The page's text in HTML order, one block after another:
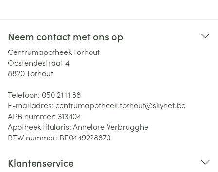
Neem contact met ons op
Centrumapotheek Torhout
Oostendestraat 4
8820Torhout
Telefoon: 050 21 11 88
E-mailadres: centrumapotheek.torhout@skynet.be
APB nummer: 313404
Apotheek titularis: Annelore Verbrugghe
BTW nummer: BE0449228873
Klantenservice